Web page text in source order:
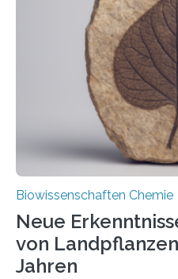
unbekannten
peroxisomalen
Saccharomyces cerevisiae
Funktionsfähigkeit der
Studie wurde am 28.
Fachzeitschrift…
Biowissenschaften Chemie
Neue
von
Jahren